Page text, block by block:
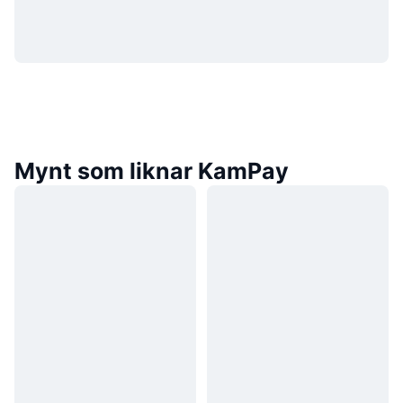
Mynt som liknar KamPay